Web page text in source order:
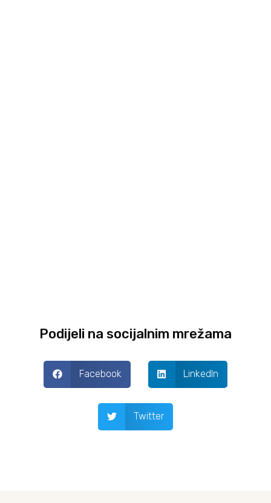
Podijeli na socijalnim mrežama
Facebook LinkedIn
Twitter